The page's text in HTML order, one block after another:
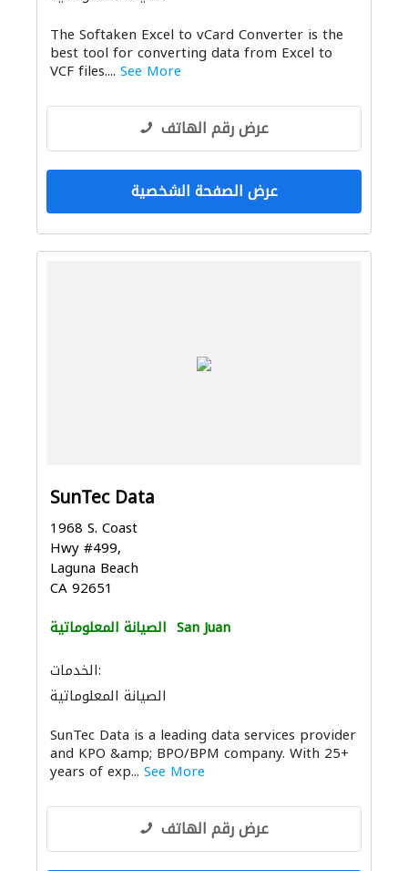
The Softaken Excel to vCard Converter is the
best tool for converting data from Excel to
VCF files.... See More
عرض رقم الهاتف
عرض الصفحة الشخصية
SunTec Data
1968 S. Coast
Hwy #499,
Laguna Beach
CA 92651
الصيانة المعلوماتية San Juan
الخدمات:
الصيانة المعلوماتية
SunTec Data is a leading data services provider
and KPO &amp; BPO/BPM company. With 25+
years of exp... See More
عرض رقم الهاتف